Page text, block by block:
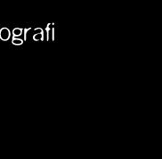
špijuna –